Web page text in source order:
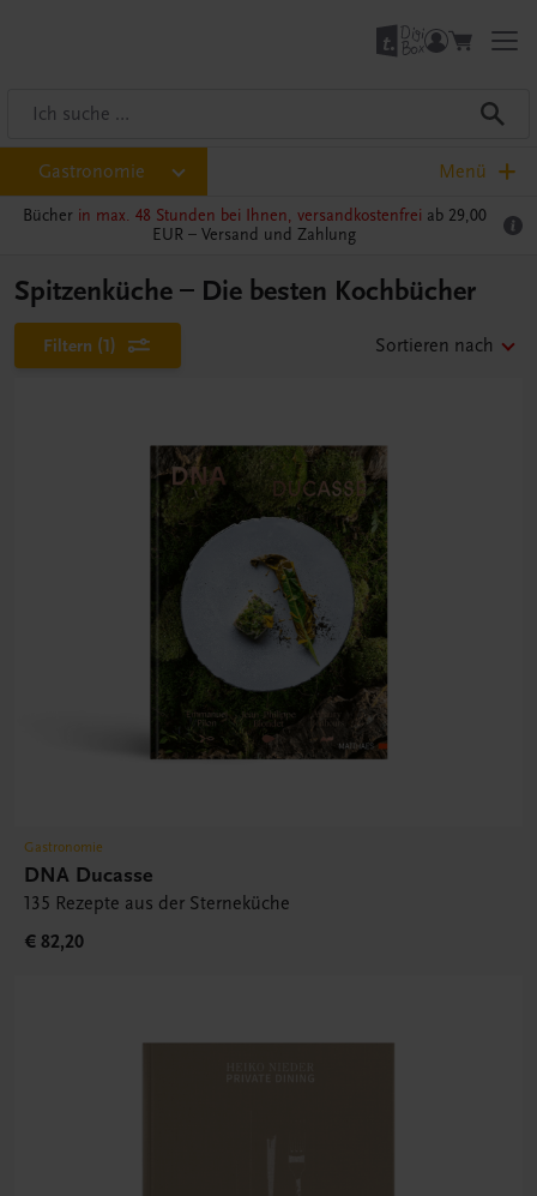
Gastronomie Menü
Bücher in max. 48 Stunden bei Ihnen, versandkostenfrei ab 29,00
EUR – Versand und Zahlung
Spitzenküche – Die besten Kochbücher
Filtern (1) Sortieren nach
Gastronomie
DNA Ducasse
135 Rezepte aus der Sterneküche
€ 82,20